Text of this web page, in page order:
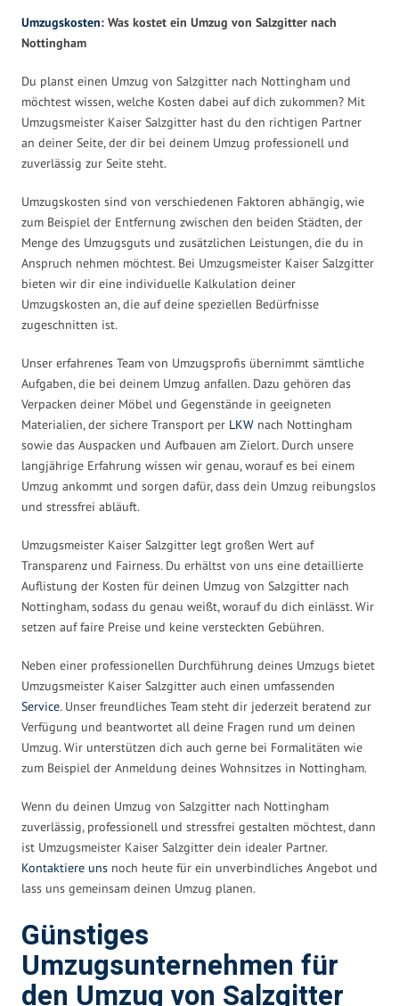
Umzugskosten: Was kostet ein Umzug von Salzgitter nach
Nottingham
Du planst einen Umzug von Salzgitter nach Nottingham und
möchtest wissen, welche Kosten dabei auf dich zukommen? Mit
Umzugsmeister Kaiser Salzgitter hast du den richtigen Partner
an deiner Seite, der dir bei deinem Umzug professionell und
zuverlässig zur Seite steht.
Umzugskosten sind von verschiedenen Faktoren abhängig, wie
zum Beispiel der Entfernung zwischen den beiden Städten, der
Menge des Umzugsguts und zusätzlichen Leistungen, die du in
Anspruch nehmen möchtest. Bei Umzugsmeister Kaiser Salzgitter
bieten wir dir eine individuelle Kalkulation deiner
Umzugskosten an, die auf deine speziellen Bedürfnisse
zugeschnitten ist.
Unser erfahrenes Team von Umzugsprofis übernimmt sämtliche
Aufgaben, die bei deinem Umzug anfallen. Dazu gehören das
Verpacken deiner Möbel und Gegenstände in geeigneten
Materialien, der sichere Transport per LKW nach Nottingham
sowie das Auspacken und Aufbauen am Zielort. Durch unsere
langjährige Erfahrung wissen wir genau, worauf es bei einem
Umzug ankommt und sorgen dafür, dass dein Umzug reibungslos
und stressfrei abläuft.
Umzugsmeister Kaiser Salzgitter legt großen Wert auf
Transparenz und Fairness. Du erhältst von uns eine detaillierte
Auflistung der Kosten für deinen Umzug von Salzgitter nach
Nottingham, sodass du genau weißt, worauf du dich einlässt. Wir
setzen auf faire Preise und keine versteckten Gebühren.
Neben einer professionellen Durchführung deines Umzugs bietet
Umzugsmeister Kaiser Salzgitter auch einen umfassenden
Service. Unser freundliches Team steht dir jederzeit beratend zur
Verfügung und beantwortet all deine Fragen rund um deinen
Umzug. Wir unterstützen dich auch gerne bei Formalitäten wie
zum Beispiel der Anmeldung deines Wohnsitzes in Nottingham.
Wenn du deinen Umzug von Salzgitter nach Nottingham
zuverlässig, professionell und stressfrei gestalten möchtest, dann
ist Umzugsmeister Kaiser Salzgitter dein idealer Partner.
Kontaktiere uns noch heute für ein unverbindliches Angebot und
lass uns gemeinsam deinen Umzug planen.
Günstiges
Umzugsunternehmen für
den Umzug von Salzgitter